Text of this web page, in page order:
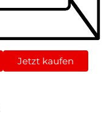
Jetzt kaufen